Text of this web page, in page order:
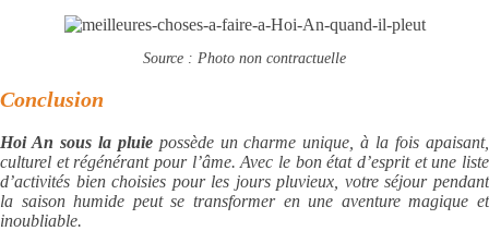
Source : Photo non contractuelle
Conclusion
Hoi An sous la pluie possède un charme unique, à la fois apaisant,
culturel et régénérant pour l’âme. Avec le bon état d’esprit et une liste
d’activités bien choisies pour les jours pluvieux, votre séjour pendant
la saison humide peut se transformer en une aventure magique et
inoubliable.